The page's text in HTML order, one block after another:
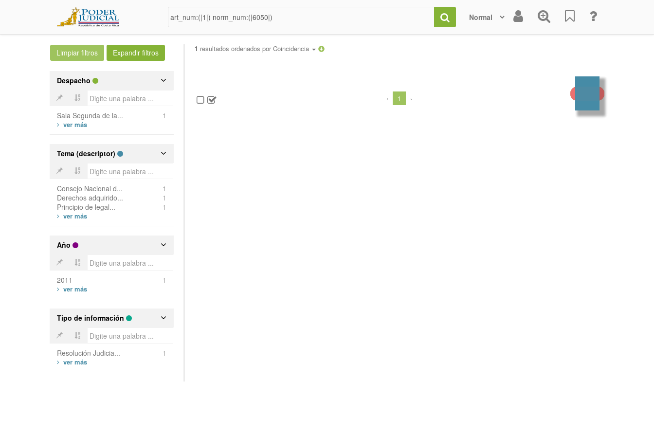
Despacho
Sala Segunda de la... 1
Tema (descriptor)
Consejo Nacional d...
1
Derechos adquirido...
1
Principio de legal...
1
Año
2011 1
Tipo de información
Resolución Judicia... 1
1 resultados ordenados por Coincidencia
‹ 1 ›